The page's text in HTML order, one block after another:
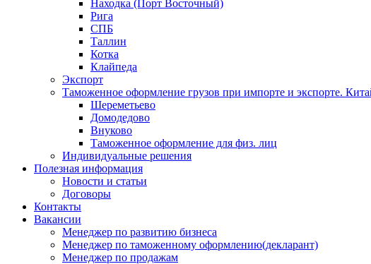
Находка (Порт Восточный)
Рига
СПБ
Таллин
Котка
Клайпеда
Экспорт
Таможенное оформление грузов при импорте и экспорте.
Шереметьево
Домодедово
Внуково
Таможенное оформление для физ. лиц
Индивидуальные решения
Полезная информация
Новости и статьи
Договоры
Контакты
Вакансии
Менеджер по развитию бизнеса
Менеджер по таможенному оформлению(декларант)
Менеджер по продажам